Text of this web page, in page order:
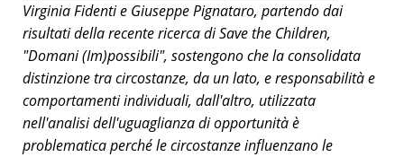
Virginia Fidenti e Giuseppe Pignataro, partendo dai
risultati della recente ricerca di Save the Children,
"Domani (Im)possibili", sostengono che la consolidata
distinzione tra circostanze, da un lato, e responsabilità e
comportamenti individuali, dall'altro, utilizzata
nell'analisi dell'uguaglianza di opportunità è
problematica perché le circostanze influenzano le